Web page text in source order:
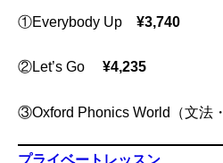
①Everybody Up ¥3,740
②Let’s Go ¥4,235
③Oxford Phonics World（文法
プライベートレッスン